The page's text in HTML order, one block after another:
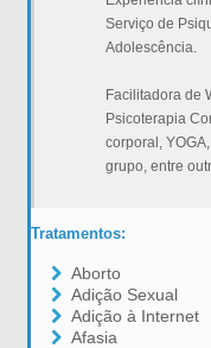
Serviço de
Adolescência.
Facilitadora de
Psicoterapia
corporal,
grupo, entre
Tratamentos:
Aborto
Adição Sexual
Adição à Internet
Afasia